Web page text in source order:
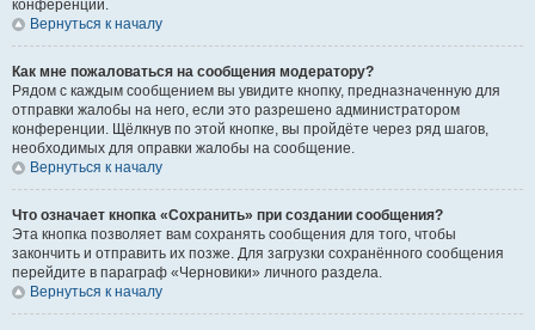
конференции.
Вернуться к началу
Как мне пожаловаться на сообщения модератору?
Рядом с каждым сообщением вы увидите кнопку, предназначенную для
отправки жалобы на него, если это разрешено администратором
конференции. Щёлкнув по этой кнопке, вы пройдёте через ряд шагов,
необходимых для оправки жалобы на сообщение.
Вернуться к началу
Что означает кнопка «Сохранить» при создании сообщения?
Эта кнопка позволяет вам сохранять сообщения для того, чтобы
закончить и отправить их позже. Для загрузки сохранённого сообщения
перейдите в параграф «Черновики» личного раздела.
Вернуться к началу